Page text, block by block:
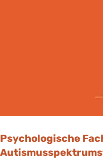
Psychologische